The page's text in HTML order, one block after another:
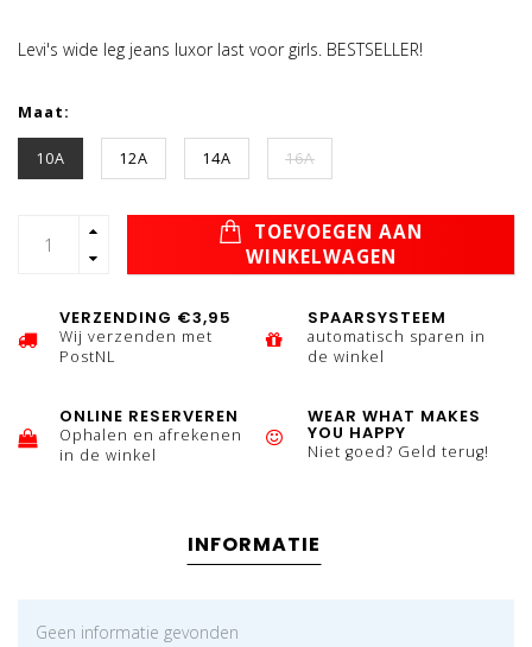
Levi's wide leg jeans luxor last voor girls. BESTSELLER!
Maat:
10A 12A 14A 16A
TOEVOEGEN AAN
WINKELWAGEN
VERZENDING €3,95
Wij verzenden met
PostNL
SPAARSYSTEEM
automatisch sparen in
de winkel
ONLINE RESERVEREN
Ophalen en afrekenen
in de winkel
WEAR WHAT MAKES
YOU HAPPY
Niet goed? Geld terug!
INFORMATIE
Geen informatie gevonden